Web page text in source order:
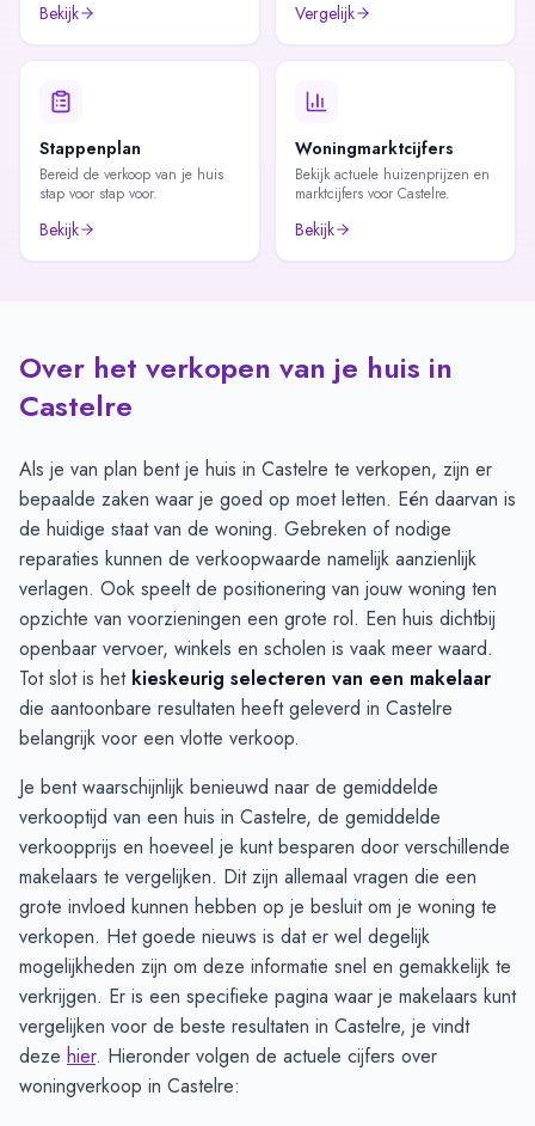
Bekijk Vergelijk
Stappenplan
Bereid de verkoop van je huis
stap voor stap voor.
Bekijk
Woningmarktcijfers
Bekijk actuele huizenprijzen en
marktcijfers voor Castelre.
Bekijk
Over het verkopen van je huis in
Castelre
Als je van plan bent je huis in Castelre te verkopen, zijn er
bepaalde zaken waar je goed op moet letten. Eén daarvan is
de huidige staat van de woning. Gebreken of nodige
reparaties kunnen de verkoopwaarde namelijk aanzienlijk
verlagen. Ook speelt de positionering van jouw woning ten
opzichte van voorzieningen een grote rol. Een huis dichtbij
openbaar vervoer, winkels en scholen is vaak meer waard.
Tot slot is het kieskeurig selecteren van een makelaar
die aantoonbare resultaten heeft geleverd in Castelre
belangrijk voor een vlotte verkoop.
Je bent waarschijnlijk benieuwd naar de gemiddelde
verkooptijd van een huis in Castelre, de gemiddelde
verkoopprijs en hoeveel je kunt besparen door verschillende
makelaars te vergelijken. Dit zijn allemaal vragen die een
grote invloed kunnen hebben op je besluit om je woning te
verkopen. Het goede nieuws is dat er wel degelijk
mogelijkheden zijn om deze informatie snel en gemakkelijk te
verkrijgen. Er is een specifieke pagina waar je makelaars kunt
vergelijken voor de beste resultaten in Castelre, je vindt
deze hier. Hieronder volgen de actuele cijfers over
woningverkoop in Castelre: